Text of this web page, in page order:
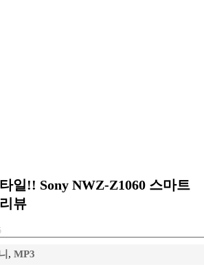
일!! Sony NWZ-Z1060 스마트
뷰
, MP3